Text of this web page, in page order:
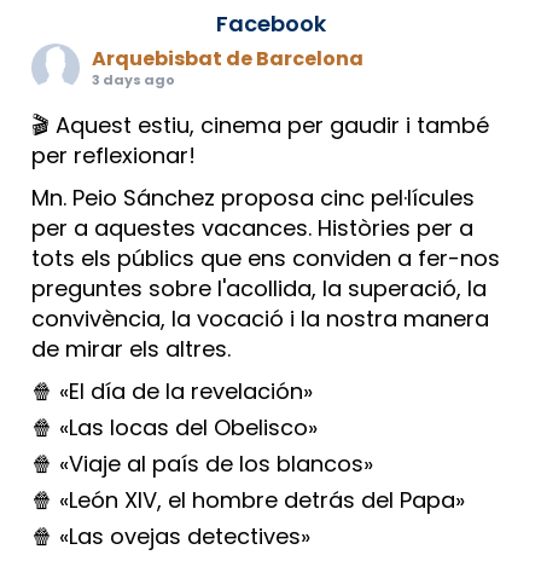
Facebook
Arquebisbat de Barcelona
3 days ago
🎬 Aquest estiu, cinema per gaudir i també
per reflexionar!
Mn. Peio Sánchez proposa cinc pel·lícules
per a aquestes vacances. Històries per a
tots els públics que ens conviden a fer-nos
preguntes sobre l'acollida, la superació, la
convivència, la vocació i la nostra manera
de mirar els altres.
🍿 «El día de la revelación»
🍿 «Las locas del Obelisco»
🍿 «Viaje al país de los blancos»
🍿 «León XIV, el hombre detrás del Papa»
🍿 «Las ovejas detectives»